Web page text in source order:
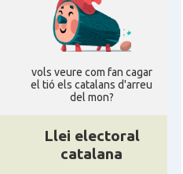
vols veure com fan cagar
el tió els catalans d'arreu
del mon?
Llei electoral
catalana